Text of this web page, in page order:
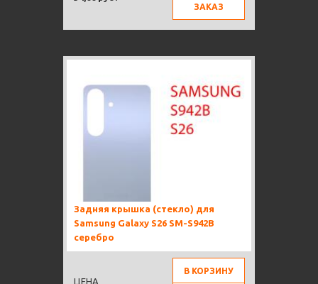
ЗАКАЗ
Задняя крышка (стекло) для
Samsung Galaxy S26 SM-S942B
серебро
ЦЕНА
В КОРЗИНУ